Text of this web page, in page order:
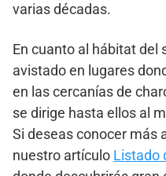
varias décadas.
En cuanto al hábitat del
avistado en lugares
en las cercanías de
se dirige hasta ellos al
Si deseas conocer más
nuestro artículo Listado